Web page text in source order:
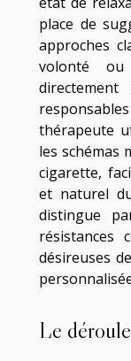
place de
approches
volonté ou
thérapeute
les schémas
cigarette,
et naturel
distingue
résistances
désireuses
Le